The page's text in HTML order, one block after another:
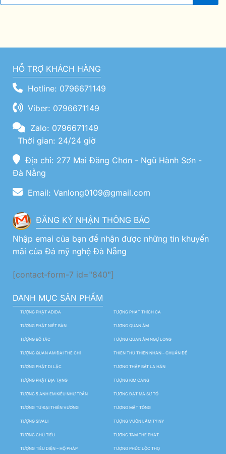
HỖ TRỢ KHÁCH HÀNG
Hotline: 0796671149
Viber: 0796671149
Zalo: 0796671149
Thời gian: 24/24 giờ
Địa chỉ: 277 Mai Đăng Chơn - Ngũ Hành Sơn -
Đà Nẵng
Email: Vanlong0109@gmail.com
ĐĂNG KÝ NHẬN THÔNG BÁO
Nhập emai của bạn để nhận được những tin khuyến
mãi của Đá mỹ nghệ Đà Nẵng
[contact-form-7 id="840"]
DANH MỤC SẢN PHẨM
TƯỢNG PHẬT ADIDA TƯỢNG PHẬT THÍCH CA
TƯỢNG PHẬT NIẾT BÀN TƯỢNG QUAN ÂM
TƯỢNG BỒ TÁC TƯỢNG QUAN ÂM NGỰ LONG
TƯỢNG QUAN ÂM ĐẠI THẾ CHÍ THIÊN THỦ THIÊN NHÃN – CHUẨN ĐỀ
TƯỢNG PHẬT DI LẶC TƯỢNG THẬP BÁT LA HÁN
TƯỢNG PHẬT ĐỊA TẠNG TƯỢNG KIM CANG
TƯỢNG 5 ANH EM KIỀU NHƯ TRẦN TƯỢNG ĐẠT MA SƯ TỔ
TƯỢNG TỨ ĐẠI THIÊN VƯƠNG TƯỢNG MẬT TÔNG
TƯỢNG SIVALI TƯỢNG VƯỜN LÂM TỲ NY
TƯỢNG CHÚ TIỂU TƯỢNG TAM THẾ PHẬT
TƯỢNG TIÊU DIỆN – HỘ PHÁP TƯỢNG PHÚC LỘC THỌ